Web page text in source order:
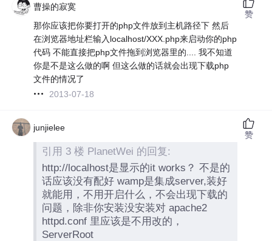
曹操的寂寞
那你应该把你要打开的php文件放到主机路径下 然后
在浏览器地址栏输入localhost/XXX.php来启动你的php
代码 不能直接把php文件拖到浏览器里的.... 我不知道
你是不是这么做的啊 但这么做的话就会出现下载php
文件的情况了
2013-07-18
赞
junjielee
引用 3 楼 PlanetWei 的回复:
http://localhost是显示的it works？ 不是的
话应该没有配好 wamp是集成server,装好
就能用，不用开启什么，不会出现下载的
问题，除非你安装没安装对 apache2
httpd.conf 里应该是不用改的，
ServerRoot
赞